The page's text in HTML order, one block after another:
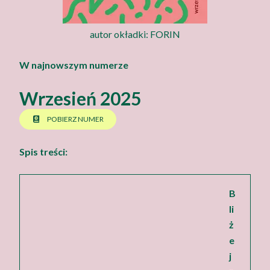
autor okładki: FORIN
W najnowszym numerze
Wrzesień 2025
POBIERZ NUMER
Spis treści:
B
li
ż
e
j